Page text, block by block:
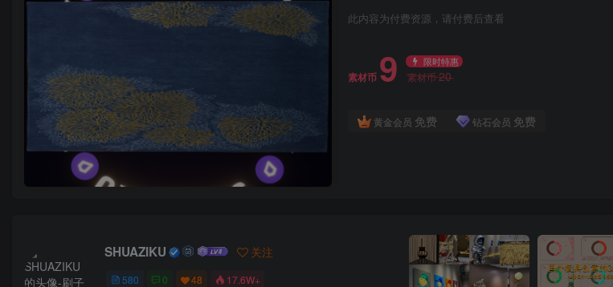
此内容为付费资源，请付费后查看
素材币 9 限时特惠
素材币20
黄金会员 免费 钻石会员 免费
SHUAZIKU 关注
580 0 48 17.6W+